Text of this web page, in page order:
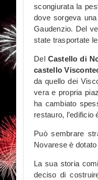
scongiurata la
dove sorgeva
Gaudenzio. Del
state trasportate
DelCastello di
castello
da quello dei
vera e propria
ha cambiato
restauro, l’edificio
Può sembrare
Novarese è
La sua storia
deciso di